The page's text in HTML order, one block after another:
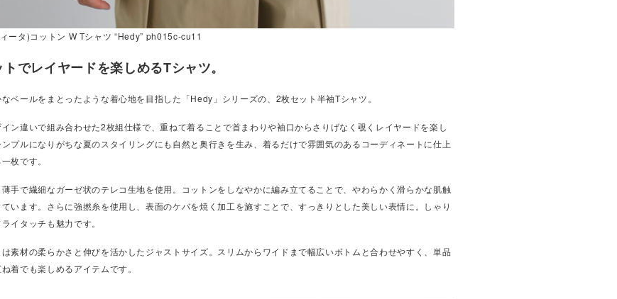
ータ)コットン W Tシャツ “Hedy” ph015c-cu11
でレイヤードを楽しめるTシャツ。
ベールをまとったような着心地を目指した「Hedy」シリーズの、2枚セット半袖Tシャツ。
ン違いで組み合わせた2枚組仕様で、重ねて着ることで首まわりや袖口からさりげなく覗くレイヤードを楽し
プルになりがちな夏のスタイリングにも自然と奥行きを生み、着るだけで雰囲気のあるコーディネートに仕上
枚です。
手で繊細なガーゼ状のテレコ生地を使用。コットンをしなやかに編み立てることで、やわらかく滑らかな肌触
ています。さらに強撚糸を使用し、表面のケバを焼く加工を施すことで、すっきりとした美しい表情に。しゃり
イタッチも魅力です。
は素材の柔らかさと伸びを活かしたジャストサイズ。スリムからワイドまで幅広いボトムと合わせやすく、単品
着でも楽しめるアイテムです。